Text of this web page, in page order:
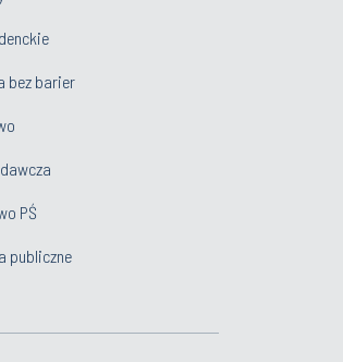
bez barier
PŚ
publiczne